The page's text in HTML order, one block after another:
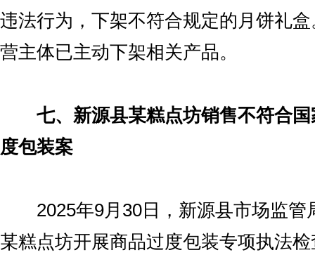
违法行为，下架不符合规定的月饼礼
营主体已主动下架相关产品。
七、新源县某糕点坊销售不符合国
度包装案
2025年9月30日，新源县市场监管
某糕点坊开展商品过度包装专项执法